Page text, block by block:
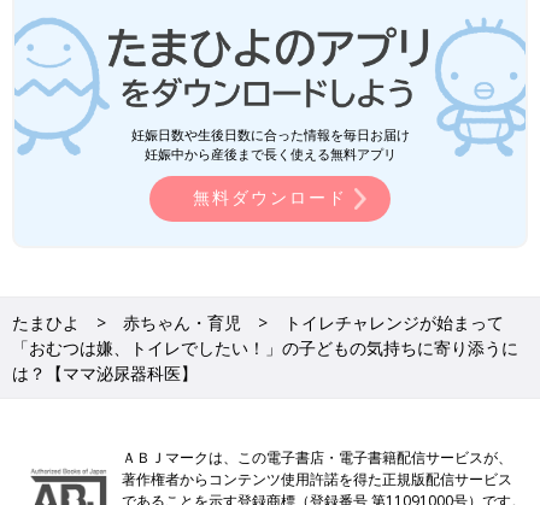
妊娠日数や生後日数に合った情報を毎日お届け
妊娠中から産後まで長く使える無料アプリ
無料ダウンロード
たまひよ 赤ちゃん・育児
トイレチャレンジが始まって
「おむつは嫌、トイレでしたい！」の子どもの気持ちに寄り添うに
は？【ママ泌尿器科医】
ＡＢＪマークは、この電子書店・電子書籍配信サービスが、
著作権者からコンテンツ使用許諾を得た正規版配信サービス